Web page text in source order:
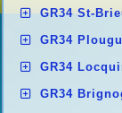
GR34 St-
GR34
GR34
GR34